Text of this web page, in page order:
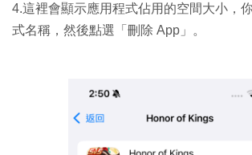
4.這裡會顯示應用程式佔用的空間大小，
式名稱，然後點選「刪除 App」。